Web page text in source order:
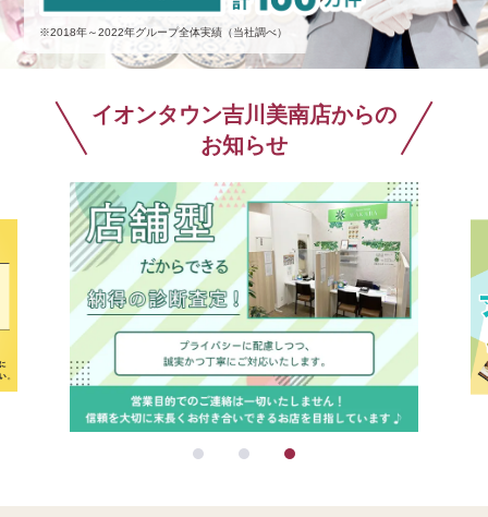
※2018年～2022年グループ全体実績（当社調べ）
イオンタウン吉川美南店からの
お知らせ